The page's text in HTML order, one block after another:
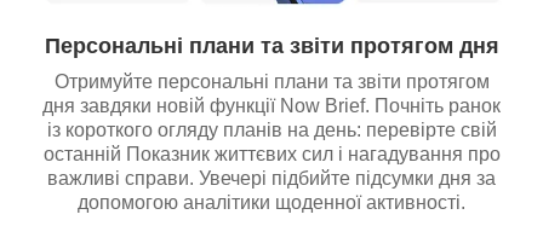
Персональні плани та звіти протягом дня
Отримуйте персональні плани та звіти протягом
дня завдяки новій функції Now Brief. Почніть ранок
із короткого огляду планів на день: перевірте свій
останній Показник життєвих сил і нагадування про
важливі справи. Увечері підбийте підсумки дня за
допомогою аналітики щоденної активності.